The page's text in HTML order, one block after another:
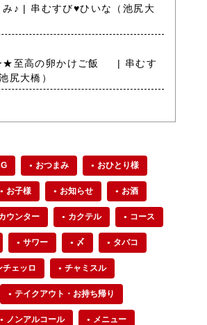
み♪ | 串むすび♥ひいな（池尻大
★至高の卵かけご飯 | 串むす
尻大橋）
おつまみ おひとり様
お子様 お知らせ お酒
ウンター カクテル コース
サワー 〆 タバコ
チェッロ チャミスル
テイクアウト・お持ち帰り
ノンアルコール メニュー